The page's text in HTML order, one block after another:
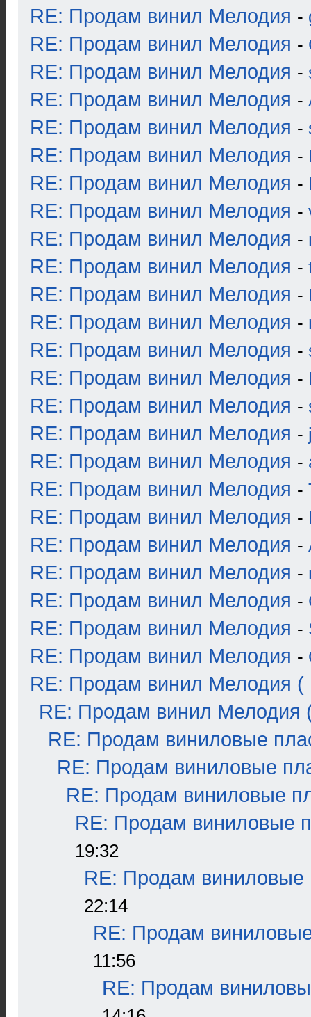
RE: Продам винил Мелодия -
RE: Продам винил Мелодия -
RE: Продам винил Мелодия -
RE: Продам винил Мелодия -
RE: Продам винил Мелодия -
RE: Продам винил Мелодия -
RE: Продам винил Мелодия -
RE: Продам винил Мелодия -
RE: Продам винил Мелодия -
RE: Продам винил Мелодия -
RE: Продам винил Мелодия -
RE: Продам винил Мелодия -
RE: Продам винил Мелодия -
RE: Продам винил Мелодия -
RE: Продам винил Мелодия -
RE: Продам винил Мелодия -
RE: Продам винил Мелодия -
RE: Продам винил Мелодия -
RE: Продам винил Мелодия -
RE: Продам винил Мелодия -
RE: Продам винил Мелодия -
RE: Продам винил Мелодия -
RE: Продам винил Мелодия -
RE: Продам винил Мелодия -
RE: Продам винил Мелодия (
RE: Продам винил Мелодия
RE: Продам виниловые
RE: Продам виниловые
RE: Продам виниловые
RE: Продам виниловые
19:32
RE: Продам виниловые
22:14
RE: Продам
11:56
RE: Продам